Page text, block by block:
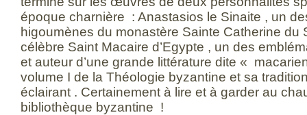
époque charnière : Anastasios le Sinaite , un
higoumènes du monastère Sainte Catherine du
célèbre Saint Macaire d’Egypte , un des
et auteur d’une grande littérature dite «
volume I de la Théologie byzantine et sa
éclairant . Certainement à lire et à garder au
bibliothèque byzantine !